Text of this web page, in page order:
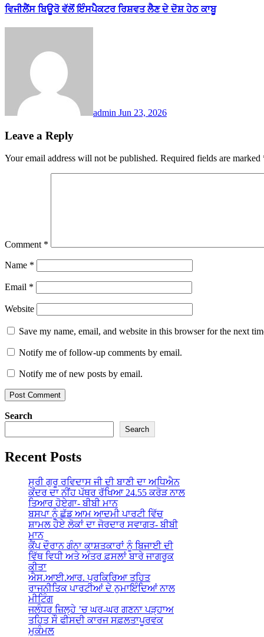
ਵਿਜੀਲੈਂਸ ਬਿਊਰੋ ਵੱਲੋਂ ਇੰਸਪੈਕਟਰ ਰਿਸ਼ਵਤ ਲੈਣ ਦੇ ਦੋਸ਼ ਹੇਠ ਕਾਬੂ
admin Jun 23, 2026
Leave a Reply
Your email address will not be published. Required fields are marked
Comment *
Name *
Email *
Website
Save my name, email, and website in this browser for the next
Notify me of follow-up comments by email.
Notify me of new posts by email.
Search
Search
Recent Posts
ਸ੍ਰੀ ਗੁਰੂ ਰਵਿਦਾਸ ਜੀ ਦੀ ਬਾਣੀ ਦਾ ਅਧਿਐਨ
ਕੇਂਦਰ ਦਾ ਨੀਂਹ ਪੱਥਰ ਰੱਖਿਆ 24.55 ਕਰੋੜ ਨਾਲ
ਤਿਆਰ ਹੋਏਗਾ- ਬੀਬੀ ਮਾਨ
ਬਸਪਾ ਨੂੰ ਛੱਡ ਆਮ ਆਦਮੀ ਪਾਰਟੀ ਵਿੱਚ
ਸ਼ਾਮਲ ਹੋਏ ਲੋਕਾਂ ਦਾ ਜੋਰਦਾਰ ਸਵਾਗਤ- ਬੀਬੀ
ਮਾਨ
ਕੈਂਪ ਦੌਰਾਨ ਗੰਨਾ ਕਾਸ਼ਤਕਾਰਾਂ ਨੂੰ ਬਿਜਾਈ ਦੀ
ਵਿੱਥ ਵਿਧੀ ਅਤੇ ਅੰਤਰ ਫ਼ਸਲਾਂ ਬਾਰੇ ਜਾਗਰੂਕ
ਕੀਤਾ
ਐਸ.ਆਈ.ਆਰ. ਪ੍ਰਕਿਰਿਆ ਤਹਿਤ
ਰਾਜਨੀਤਿਕ ਪਾਰਟੀਆਂ ਦੇ ਨੁਮਾਇੰਦਿਆਂ ਨਾਲ
ਮੀਟਿੰਗ
ਜਲੰਧਰ ਜ਼ਿਲ੍ਹੇ ’ਚ ਘਰ-ਘਰ ਗਣਨਾ ਪੜ੍ਹਾਅ
ਤਹਿਤ ਸੌ ਫੀਸਦੀ ਕਾਰਜ ਸਫ਼ਲਤਾਪੂਰਵਕ
ਮੁਕੰਮਲ